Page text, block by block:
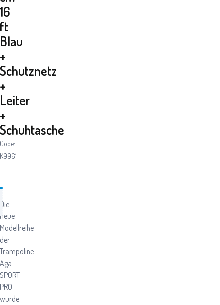
16
ft
Blau
+
Schutznetz
+
Leiter
+
Schuhtasche
Code:
K9961
Die
neue
Modellreihe
der
Trampoline
Aga
SPORT
PRO
wurde